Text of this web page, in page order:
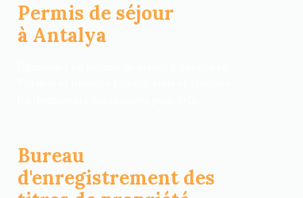
Permis de séjour
à Antalya
Bureau
d'enregistrement des